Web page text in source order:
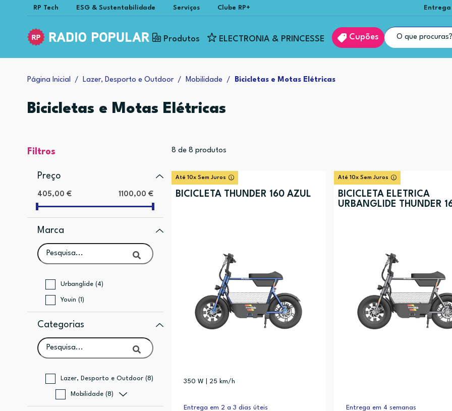
RP Tech ESG & Sustentabilidade Serviços Clube RP+
Produtos ELECTRONIA & PRINCESSE Cupões
Página Inicial Lazer, Desporto e Outdoor Mobilidade Bicicletas e Motas Elétricas
Bicicletas e Motas Elétricas
Filtros
Preço
405,00 € 1100,00 €
Marca
Urbanglide (4)
Youin (1)
Categorias
Lazer, Desporto e Outdoor (8)
Mobilidade (8)
8 de 8 produtos
Até 10x Sem Juros
BICICLETA THUNDER 160 AZUL
350 W | 25 km/h
Entrega em 2 a 3 dias úteis
Até 10x Sem Juros
BICICLETA ELÉTRICA
URBANGLIDE THUNDER
Entrega em 4 semanas